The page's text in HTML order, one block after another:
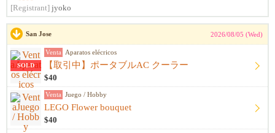
[Registrant] jyoko
San Jose 2026/08/05 (Wed)
SOLD
Venta Aparatos elécricos
【取引中】ポータブルAC クーラー
$40
Venta Juego / Hobby
LEGO Flower bouquet
$40